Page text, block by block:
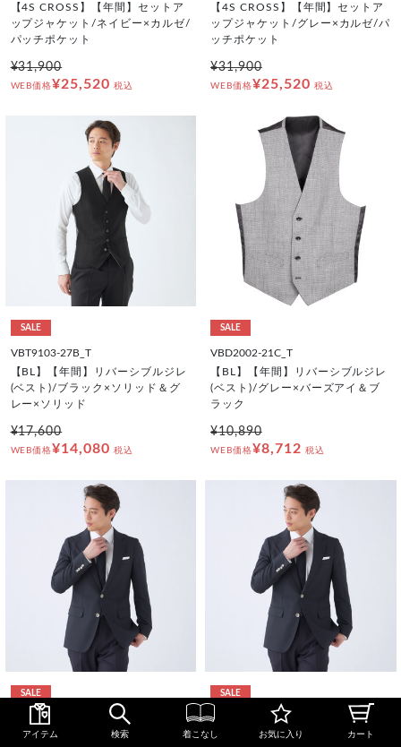
【4S CROSS】【年間】セットア
ップジャケット/ネイビー×カルゼ/
パッチポケット
¥31,900
WEB価格¥25,520 税込
【4S CROSS】【年間】セットア
ップジャケット/グレー×カルゼ/パ
ッチポケット
¥31,900
WEB価格¥25,520 税込
SALE
VBT9103-27B_T
【BL】【年間】リバーシブルジレ
(ベスト)/ブラック×ソリッド＆グ
レー×ソリッド
¥17,600
WEB価格¥14,080 税込
SALE
VBD2002-21C_T
【BL】【年間】リバーシブルジレ
(ベスト)/グレー×バーズアイ＆ブ
ラック
¥10,890
WEB価格¥8,712 税込
SALE
JSK2010-1B_T
【CLASSICO TAPERED】【年
SALE
JSK2010-1C_T
【CLASSICO TAPERED】【年
アイテム 検索 着こなし お気に入り カート